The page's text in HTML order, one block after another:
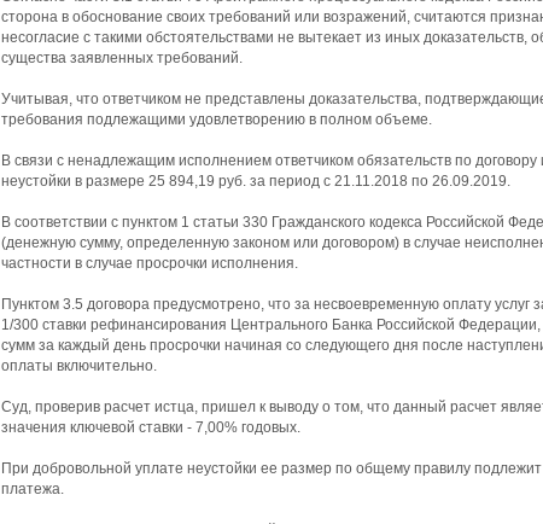
сторона в обоснование своих требований или возражений, считаются
несогласие с такими обстоятельствами не вытекает из иных
существа заявленных требований.
Учитывая, что ответчиком не представлены доказательства,
требования подлежащими удовлетворению в полном объеме.
В связи с ненадлежащим исполнением ответчиком обязательств по
неустойки в размере 25 894,19 руб. за период с 21.11.2018 по 26.09.2019.
В соответствии с пунктом 1 статьи 330 Гражданского кодекса Российской
(денежную сумму, определенную законом или договором) в случае
частности в случае просрочки исполнения.
Пунктом 3.5 договора предусмотрено, что за несвоевременную оплату услуг
1/300 ставки рефинансирования Центрального Банка Российской
сумм за каждый день просрочки начиная со следующего дня после
оплаты включительно.
Суд, проверив расчет истца, пришел к выводу о том, что данный расчет
значения ключевой ставки - 7,00% годовых.
При добровольной уплате неустойки ее размер по общему правилу
платежа.